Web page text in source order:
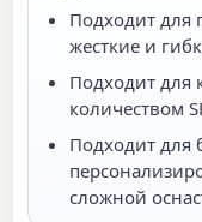
Подходит для
жесткие и
Подходит для
количеством
Подходит для
сложной